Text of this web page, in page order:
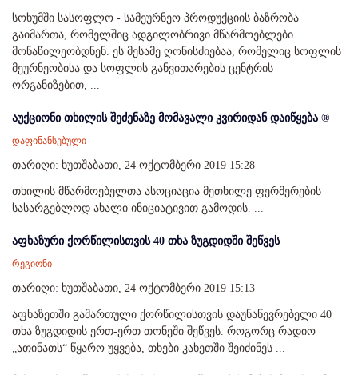
სოხუმში სასოფლო - სამეურნეო პროდუქციის ბაზრობა
გაიმართა, რომელშიც ადგილობრივი მწარმოებლები
მონაწილეობდნენ. ეს მესამე ღონისძიებაა, რომელიც სოფლის
მეურნეობისა და სოფლის განვითარების ცენტრის
ორგანიზებით, ...
აუქციონი თხილის შეძენაზე მომავალი კვირიდან დაიწყება ®️
დაფინანსებული
თარიღი: ხუთშაბათი, 24 ოქტომბერი 2019 15:28
თხილის მწარმოებელთა ასოციაცია მეთხილე ფერმერების
სასარგებლოდ ახალი ინიციატივით გამოდის. ...
აფხაზური ქორწილისთვის 40 თხა ზუგდიდში შეწვეს
რეგიონი
თარიღი: ხუთშაბათი, 24 ოქტომბერი 2019 15:13
აფხაზეთში გამართული ქორწილისთვის დაუნაწევრებელი 40
თხა ზუგდიდის ერთ-ერთ თონეში შეწვეს. როგორც რადიო
„ათინათს“ წყარო უყვება, თხები კახეთში შეიძინეს ...